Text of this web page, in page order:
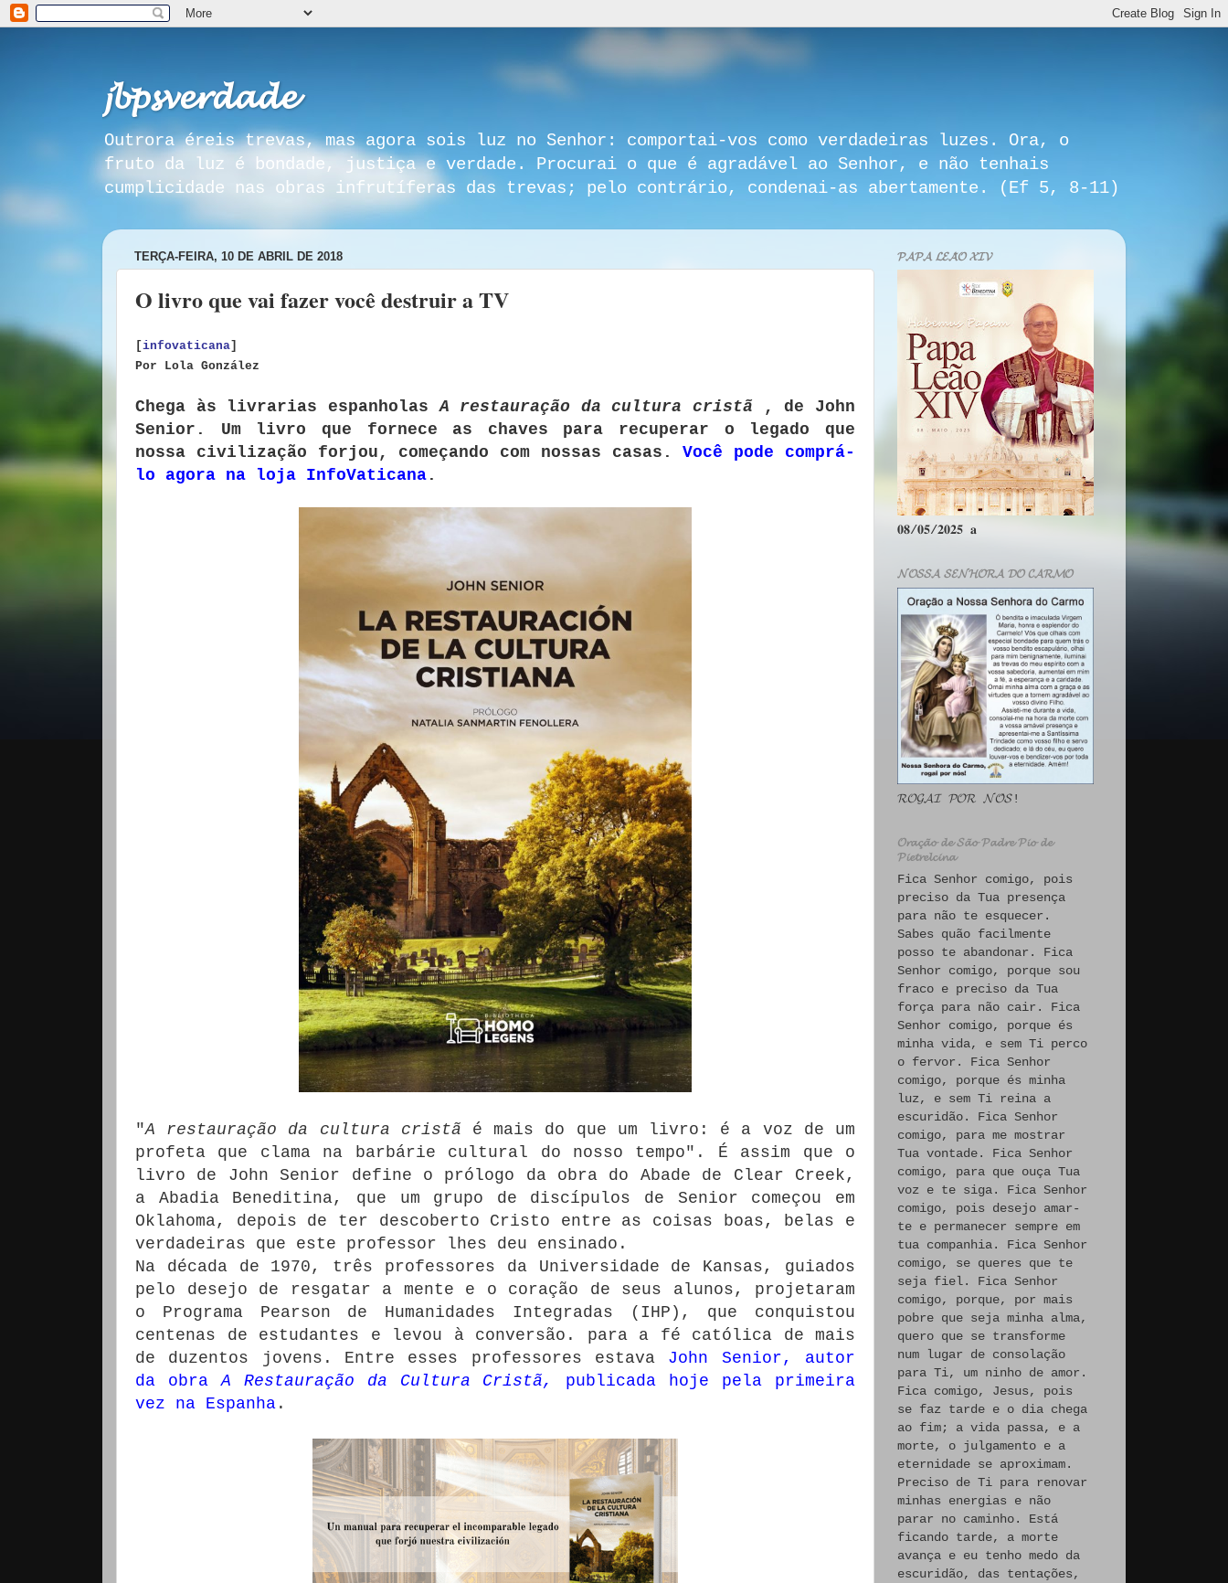
𝓳𝓫𝓹𝓼𝓿𝓮𝓻𝓭𝓪𝓭𝓮
Outrora éreis trevas, mas agora sois luz no Senhor: comportai-vos como verdadeiras luzes. Ora, o
fruto da luz é bondade, justiça e verdade. Procurai o que é agradável ao Senhor, e não tenhais
cumplicidade nas obras infrutíferas das trevas; pelo contrário, condenai-as abertamente. (Ef 5, 8-11)
TERÇA-FEIRA, 10 DE ABRIL DE 2018
O livro que vai fazer você destruir a TV
[infovaticana]
Por Lola González
Chega às livrarias espanholasA restauração da cultura cristã , de John
Senior.
Um livro que fornece as chaves para recuperar o legado que
nossa civilização forjou, começando com nossas casas.
Você pode comprá-
lo agora na loja InfoVaticana .
"A restauração da cultura cristã é mais do que um livro: é a voz de um
profeta que clama na barbárie cultural do nosso tempo".
É assim que o
livro de John Senior define o prólogo da obra do Abade de Clear Creek,
a Abadia Beneditina, que um grupo de discípulos de Senior começou em
Oklahoma, depois de ter descoberto Cristo entre as coisas boas, belas e
verdadeiras que este professor lhes deu ensinado.
Na década de 1970, três professores da Universidade de Kansas, guiados
pelo desejo de resgatar a mente e o coração de seus alunos, projetaram
o Programa Pearson de Humanidades Integradas (IHP), que conquistou
centenas de estudantes e levou à conversão. para a fé católica de mais
de duzentos jovens.
Entre esses professores estava John Senior, autor
da obraA Restauração da Cultura Cristã,
publicada hoje pela primeira
vez na Espanha .
𝓟𝓐𝓟𝓐 𝓛𝓔𝓐̃𝓞 𝓧𝓘𝓥
𝟎𝟖/𝟎𝟓/𝟐𝟎𝟐𝟓 𝐚
𝓝𝓞𝓢𝓢𝓐 𝓢𝓔𝓝𝓗𝓞𝓡𝓐 𝓓𝓞 𝓒𝓐𝓡𝓜𝓞
𝓡𝓞𝓖𝓐𝓘 𝓟𝓞𝓡 𝓝𝓞́𝓢!
𝓞𝓻𝓪𝓬̧𝓪̃𝓸 𝓭𝓮 𝓢𝓪̃𝓸 𝓟𝓪𝓭𝓻𝓮 𝓟𝓲𝓸 𝓭𝓮
𝓟𝓲𝓮𝓽𝓻𝓮𝓵𝓬𝓲𝓷𝓪
Fica Senhor comigo, pois
preciso da Tua presença
para não te esquecer.
Sabes quão facilmente
posso te abandonar. Fica
Senhor comigo, porque sou
fraco e preciso da Tua
força para não cair. Fica
Senhor comigo, porque és
minha vida, e sem Ti perco
o fervor. Fica Senhor
comigo, porque és minha
luz, e sem Ti reina a
escuridão. Fica Senhor
comigo, para me mostrar
Tua vontade. Fica Senhor
comigo, para que ouça Tua
voz e te siga. Fica Senhor
comigo, pois desejo amar-
te e permanecer sempre em
tua companhia. Fica Senhor
comigo, se queres que te
seja fiel. Fica Senhor
comigo, porque, por mais
pobre que seja minha alma,
quero que se transforme
num lugar de consolação
para Ti, um ninho de amor.
Fica comigo, Jesus, pois
se faz tarde e o dia chega
ao fim; a vida passa, e a
morte, o julgamento e a
eternidade se aproximam.
Preciso de Ti para renovar
minhas energias e não
parar no caminho. Está
ficando tarde, a morte
avança e eu tenho medo da
escuridão, das tentações,